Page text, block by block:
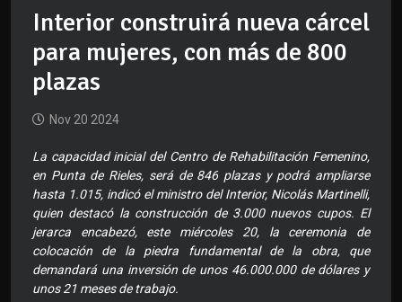
Interior construirá nueva cárcel
para mujeres, con más de 800
plazas
Nov 20 2024
La capacidad inicial del Centro de Rehabilitación Femenino,
en Punta de Rieles, será de 846 plazas y podrá ampliarse
hasta 1.015, indicó el ministro del Interior, Nicolás Martinelli,
quien destacó la construcción de 3.000 nuevos cupos. El
jerarca encabezó, este miércoles 20, la ceremonia de
colocación de la piedra fundamental de la obra, que
demandará una inversión de unos 46.000.000 de dólares y
unos 21 meses de trabajo.